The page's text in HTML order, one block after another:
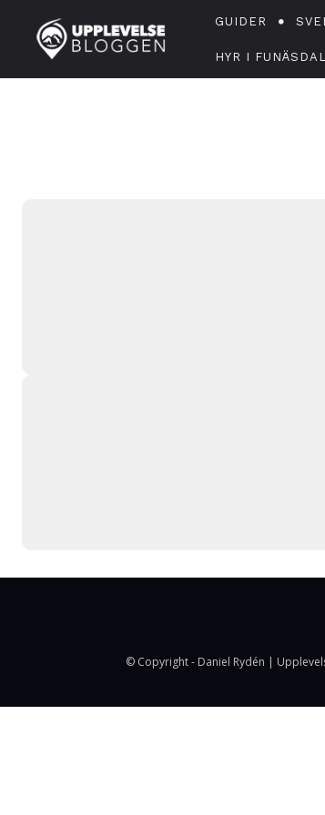
GUIDER
HYR I
© Copyright - Daniel Rydén |